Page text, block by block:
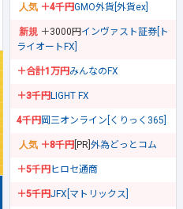
＋4千円GMO外貨[外貨ex]
＋3000円 インヴァスト証券[ト
ライオートFX]
＋合計1万円みんなのFX
＋3千円LIGHT FX
4千円岡三オンライン[くりっく365]
＋8千円 [PR] 外為どっとコム
＋5千円ヒロセ通商
＋5千円JFX[マトリックス]